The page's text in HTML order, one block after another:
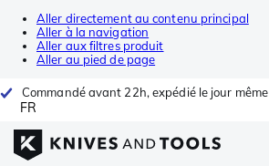
Aller directement au contenu principal
Aller à la navigation
Aller aux filtres produit
Aller au pied de page
Commandé avant 22h, expédié le jour même
FR